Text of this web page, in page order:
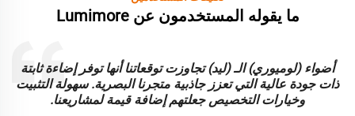
ما يقوله المستخدمون عن Lumimore
أضواء (لوميوري) الـ (ليد) تجاوزت توقعاتنا أنها توفر إضاءة ثابتة
ذات جودة عالية التي تعزز جاذبية متجرنا البصرية. سهولة التثبيت
وخيارات التخصيص جعلتهم إضافة قيمة لمشاريعنا.